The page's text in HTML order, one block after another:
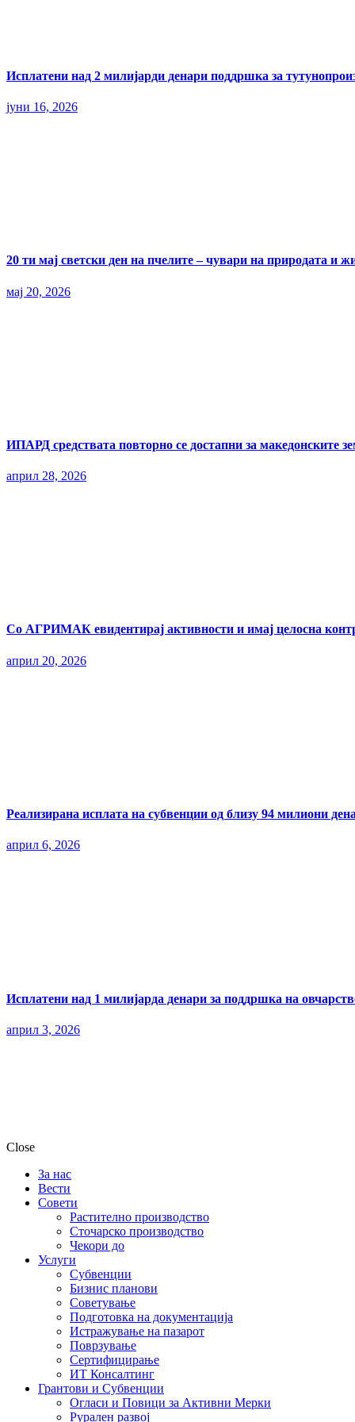
Исплатени над 2 милијарди денари поддршка за
јуни 16, 2026
20 ти мај светски ден на пчелите – чувари на природата и
мај 20, 2026
ИПАРД средствата повторно се достапни за македонските
април 28, 2026
Со АГРИМАК евидентирај активности и имај целосна
април 20, 2026
Реализирана исплата на субвенции од близу 94 милиони
април 6, 2026
Исплатени над 1 милијарда денари за поддршка на
април 3, 2026
Close
За нас
Вести
Совети
Растително производство
Сточарско производство
Чекори до
Услуги
Субвенции
Бизнис планови
Советување
Подготовка на документација
Истражување на пазарот
Поврзување
Сертифицирање
ИТ Консалтинг
Грантови и Субвенции
Огласи и Повици за Активни Мерки
Рурален развој